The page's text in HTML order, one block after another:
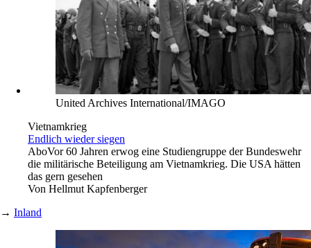
United Archives International/IMAGO
Vietnamkrieg
Endlich wieder siegen
AboVor 60 Jahren erwog eine Studiengruppe der Bundeswehr
die militärische Beteiligung am Vietnamkrieg. Die USA hätten
das gern gesehen
Von Hellmut Kapfenberger
→ Inland